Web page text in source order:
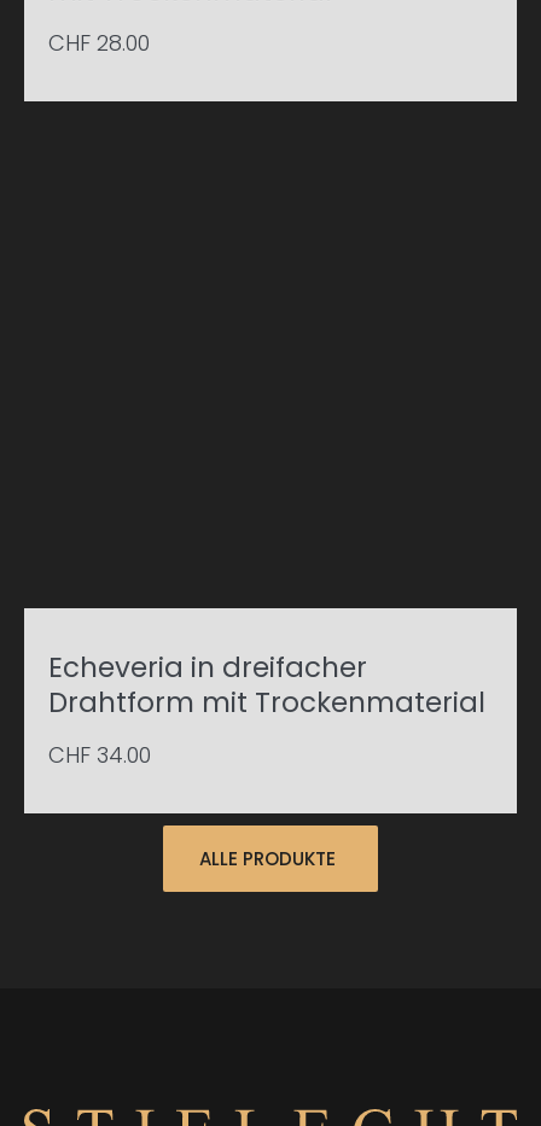
CHF 28.00
Echeveria in dreifacher
Drahtform mit Trockenmaterial
CHF 34.00
ALLE PRODUKTE